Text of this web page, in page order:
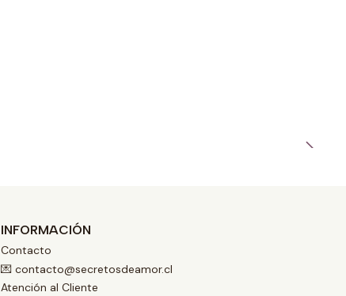
INFORMACIÓN
Contacto
💌 contacto@secretosdeamor.cl
Atención al Cliente